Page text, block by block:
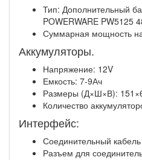
Тип: Дополнительный
POWERWARE PW5125
Суммарная мощность
Аккумуляторы.
Напряжение: 12V
Емкость: 7-9Ач
Размеры (Д×Ш×В):
Количество
Интерфейс:
Соединительный
Разъем для